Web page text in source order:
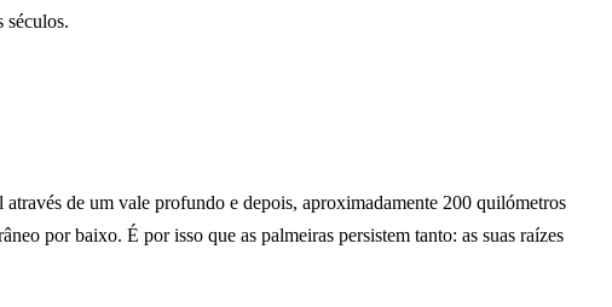
séculos.
de um vale profundo e depois, aproximadamente 200 quilómetros
por baixo. É por isso que as palmeiras persistem tanto: as suas raízes